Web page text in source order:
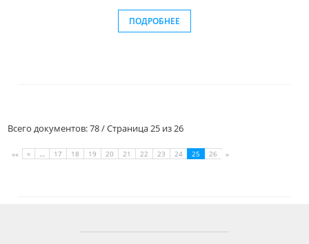
ПОДРОБНЕЕ
Всего документов: 78 / Страница 25 из 26
«« « … 17 18 19 20 21 22 23 24 25 26 »